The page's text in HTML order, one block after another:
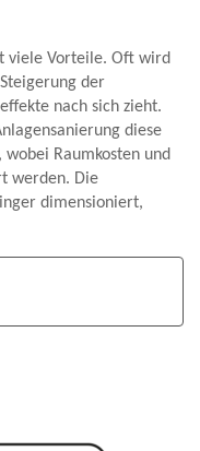
viele Vorteile. Oft wird
der
nach sich zieht.
diese
Raumkosten und
werden. Die
dimensioniert,